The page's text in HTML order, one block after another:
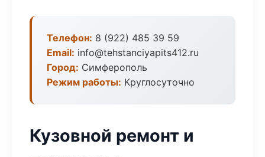
Телефон: 8 (922) 485 39 59
Email: info@tehstanciyapits412.ru
Город: Симферополь
Режим работы: Круглосуточно
Кузовной ремонт и